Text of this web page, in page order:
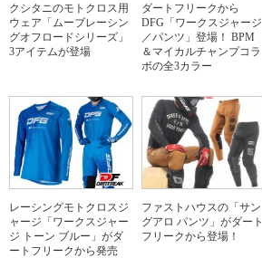
クシタニのモトクロス用
ウェア「ムーブレーシン
グオフロードシリーズ」
3アイテムが登場
ダートフリークから
DFG「ワークスジャージ
／パンツ」登場！ BPM
＆マイカルチャンプコラ
ボの全3カラー
レーシングモトクロスジ
ャージ「ワークスジャー
ジ トーン ブルー」がダ
ートフリークから発売
ファストハウスの「サン
グアロ パンツ」がダート
フリークから登場！